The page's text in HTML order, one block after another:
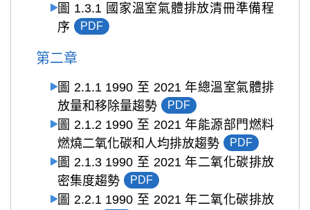
圖 1.3.1 國家溫室氣體排放清冊準備程
序
PDF
第二章
圖 2.1.1 1990 至 2021 年總溫室氣體排
放量和移除量趨勢
PDF
圖 2.1.2 1990 至 2021 年能源部門燃料
燃燒二氧化碳和人均排放趨勢
PDF
圖 2.1.3 1990 至 2021 年二氧化碳排放
密集度趨勢
PDF
圖 2.2.1 1990 至 2021 年二氧化碳排放